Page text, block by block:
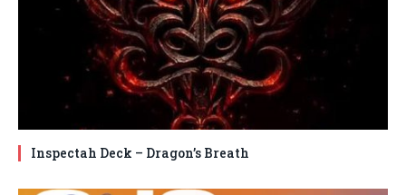
Inspectah Deck – Dragon’s Breath